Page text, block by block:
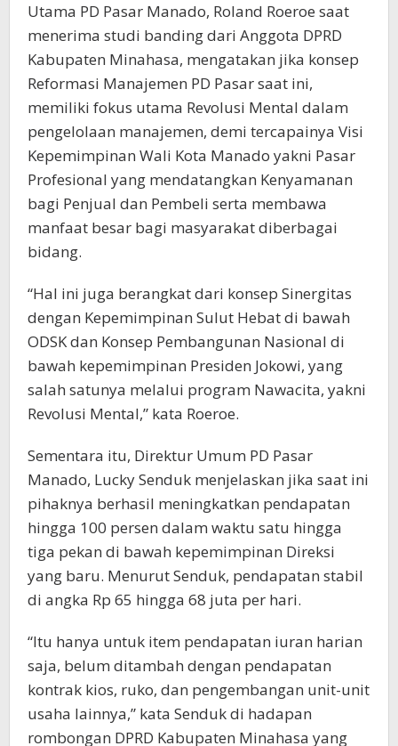
Utama PD Pasar Manado, Roland Roeroe saat
menerima studi banding dari Anggota DPRD
Kabupaten Minahasa, mengatakan jika konsep
Reformasi Manajemen PD Pasar saat ini,
memiliki fokus utama Revolusi Mental dalam
pengelolaan manajemen, demi tercapainya Visi
Kepemimpinan Wali Kota Manado yakni Pasar
Profesional yang mendatangkan Kenyamanan
bagi Penjual dan Pembeli serta membawa
manfaat besar bagi masyarakat diberbagai
bidang.
“Hal ini juga berangkat dari konsep Sinergitas
dengan Kepemimpinan Sulut Hebat di bawah
ODSK dan Konsep Pembangunan Nasional di
bawah kepemimpinan Presiden Jokowi, yang
salah satunya melalui program Nawacita, yakni
Revolusi Mental,” kata Roeroe.
Sementara itu, Direktur Umum PD Pasar
Manado, Lucky Senduk menjelaskan jika saat ini
pihaknya berhasil meningkatkan pendapatan
hingga 100 persen dalam waktu satu hingga
tiga pekan di bawah kepemimpinan Direksi
yang baru. Menurut Senduk, pendapatan stabil
di angka Rp 65 hingga 68 juta per hari.
“Itu hanya untuk item pendapatan iuran harian
saja, belum ditambah dengan pendapatan
kontrak kios, ruko, dan pengembangan unit-unit
usaha lainnya,” kata Senduk di hadapan
rombongan DPRD Kabupaten Minahasa yang